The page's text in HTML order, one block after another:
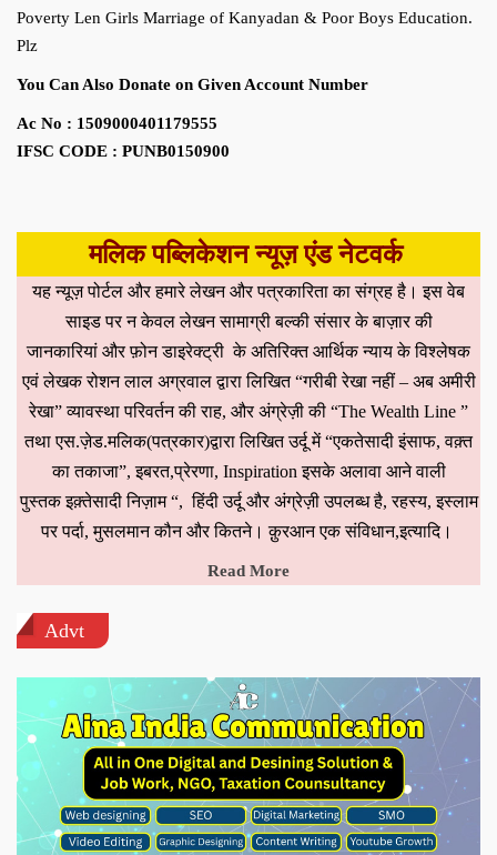
Poverty Len Girls Marriage of Kanyadan & Poor Boys Education.
Plz
You Can Also Donate on Given Account Number
Ac No : 1509000401179555
IFSC CODE : PUNB0150900
मलिक पब्लिकेशन न्यूज़ एंड नेटवर्क
यह न्यूज़ पोर्टल और हमारे लेखन और पत्रकारिता का संग्रह है। इस वेब
साइड पर न केवल लेखन सामाग्री बल्की संसार के बाज़ार की
जानकारियां और फ़ोन डाइरेक्ट्री के अतिरिक्त आर्थिक न्याय के विश्लेषक
एवं लेखक रोशन लाल अग्रवाल द्वारा लिखित “गरीबी रेखा नहीं – अब अमीरी
रेखा” व्यावस्था परिवर्तन की राह, और अंग्रेज़ी की “The Wealth Line ”
तथा एस.ज़ेड.मलिक(पत्रकार)द्वारा लिखित उर्दू में “एकतेसादी इंसाफ, वक़्त
का तकाजा”, इबरत,प्रेरणा, Inspiration इसके अलावा आने वाली
पुस्तक इक़्तेसादी निज़ाम “, हिंदी उर्दू और अंग्रेज़ी उपलब्ध है, रहस्य, इस्लाम
पर पर्दा, मुसलमान कौन और कितने। क़ुरआन एक संविधान,इत्यादि।
Read More
Advt